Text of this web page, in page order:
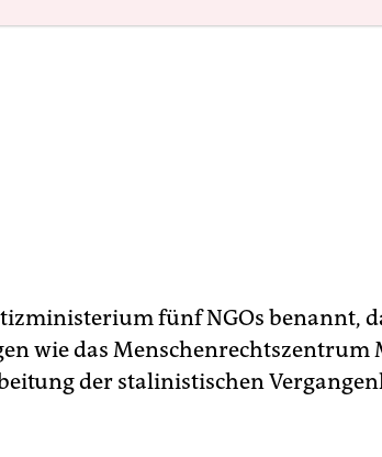
fünf NGOs benannt,
wie das Menschenrechtszentrum
der stalinistischen